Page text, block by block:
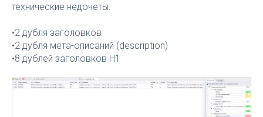
технические недочеты:
•2 дубля заголовков
•2 дубля мета-описаний (description)
•8 дублей заголовков H1